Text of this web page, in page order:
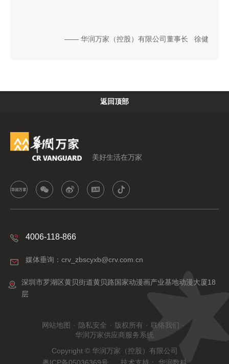
—— 华润万家（控股）有限公司董事长 徐健
返回顶部
美好生活在万家
4006-118-866
媒体垂询：crv_zbscyxb@crv.com.cn
深圳市罗湖区黄贝街道黄贝路国家动漫画产业基地动漫大厦18
层
Copyright © 华润万家（控股）有限公司
网站地图 · 隐私安全 · 版权所有 · 联络我们 ·
华润万家供应商服务系统